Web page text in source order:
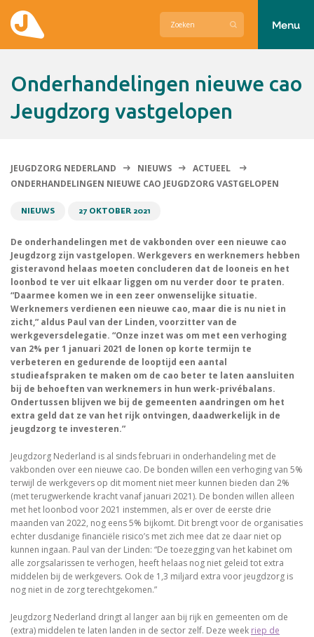
Contact
Menu
Onderhandelingen nieuwe cao
Jeugdzorg vastgelopen
JEUGDZORG NEDERLAND NIEUWS
ACTUEEL
ONDERHANDELINGEN NIEUWE CAO JEUGDZORG VASTGELOPEN
NIEUWS 27 OKTOBER 2021
De onderhandelingen met de vakbonden over een nieuwe cao
Jeugdzorg zijn vastgelopen. Werkgevers en werknemers hebben
gisteravond helaas moeten concluderen dat de looneis en het
loonbod te ver uit elkaar liggen om nu verder door te praten.
“Daarmee komen we in een zeer onwenselijke situatie.
Werknemers verdienen een nieuwe cao, maar die is nu niet in
zicht,” aldus Paul van der Linden, voorzitter van de
werkgeversdelegatie. “Onze inzet was om met een verhoging
van 2% per 1 januari 2021 de lonen op korte termijn te
verbeteren en gedurende de looptijd een aantal
studieafspraken te maken om de cao beter te laten aansluiten
bij de behoeften van werknemers in hun werk-privébalans.
Ondertussen blijven we bij de gemeenten aandringen om het
extra geld dat ze van het rijk ontvingen, daadwerkelijk in de
jeugdzorg te investeren.”
Jeugdzorg Nederland is al sinds februari in onderhandeling met de
vakbonden over een nieuwe cao. De bonden willen een verhoging van 5%
terwijl de werkgevers op dit moment niet meer kunnen bieden dan 2%
(met terugwerkende kracht vanaf januari 2021). De bonden willen alleen
met het loonbod voor 2021 instemmen, als er over de eerste drie
maanden van 2022, nog eens 5% bijkomt. Dit brengt voor de organisaties
echter dusdanige financiële risico’s met zich mee dat ze daar niet op
kunnen ingaan. Paul van der Linden: “De toezegging van het kabinet om
alle zorgsalarissen te verhogen, heeft helaas nog niet geleid tot extra
middelen bij de werkgevers. Ook de 1,3 miljard extra voor jeugdzorg is
nog niet in de zorg terechtgekomen.”
Jeugdzorg Nederland dringt al langer aan bij rijk en gemeenten om de
(extra) middelen te laten landen in de sector zelf. Deze week riep de